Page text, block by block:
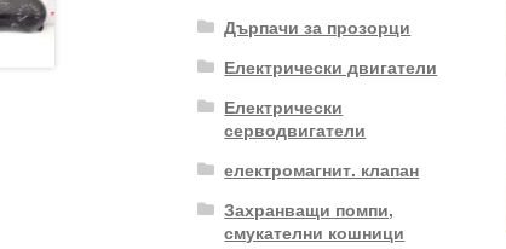
Дърпачи за прозорци
Електрически двигатели
Електрически
серводвигатели
електромагнит. клапан
Захранващи помпи,
смукателни кошници